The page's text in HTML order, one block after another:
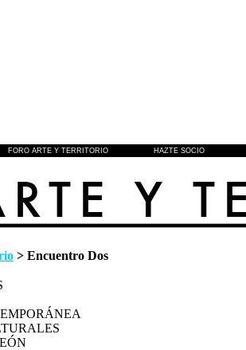
FORO ARTE Y TERRITORIO HAZTE SOCIO
> Encuentro Dos